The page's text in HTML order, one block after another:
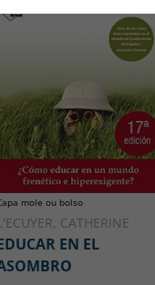
mole ou bolso
CATHERINE
EN EL